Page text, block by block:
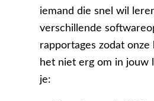
iemand die snel wil
verschillende
rapportages zodat
het niet erg om in jouw
je: